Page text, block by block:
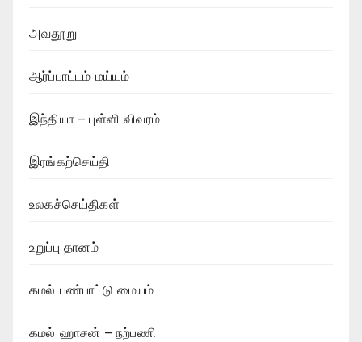
அவதூறு
ஆர்ப்பாட்டம் மய்யம்
இந்தியா – புள்ளி விவரம்
இரங்கற்செய்தி
உலகச்செய்திகள்
உறுப்பு தானம்
கமல் பண்பாட்டு மையம்
கமல் ஹாசன் – நற்பணி